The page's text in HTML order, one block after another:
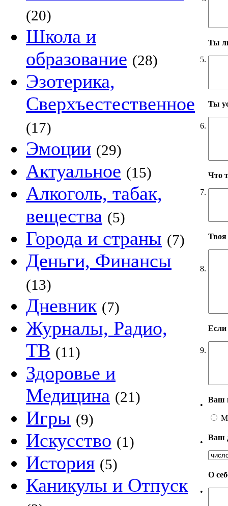
(20)
Школа и
образование (28)
Эзотерика,
Сверхъестественное
(17)
Эмоции (29)
Актуальное (15)
Алкоголь, табак,
вещества (5)
Города и страны (7)
Деньги, Финансы
(13)
Дневник (7)
Журналы, Радио,
ТВ (11)
Здоровье и
Медицина (21)
Игры (9)
Искусство (1)
История (5)
Каникулы и Отпуск
5.
Ты
6.
Ты
7.
Что
8.
Твоя
9.
•
Ваш
•
Ваш
•
О